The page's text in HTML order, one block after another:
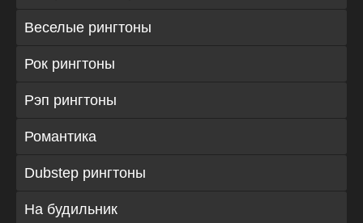
Веселые рингтоны
Рок рингтоны
Рэп рингтоны
Романтика
Dubstep рингтоны
На будильник